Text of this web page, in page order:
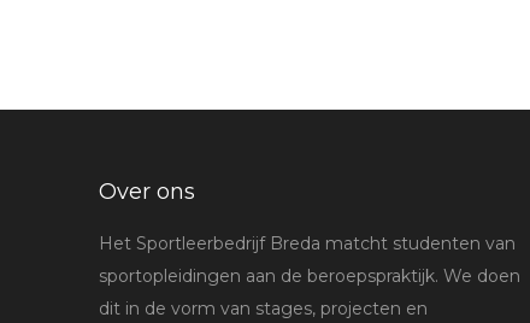
Over ons
Het Sportleerbedrijf Breda matcht studenten van
sportopleidingen aan de beroepspraktijk. We doen
dit in de vorm van stages, projecten en